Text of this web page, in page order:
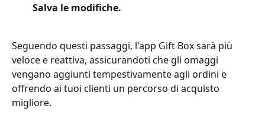
Salva le modifiche.
Seguendo questi passaggi, l'app Gift Box sarà più
veloce e reattiva, assicurandoti che gli omaggi
vengano aggiunti tempestivamente agli ordini e
offrendo ai tuoi clienti un percorso di acquisto
migliore.